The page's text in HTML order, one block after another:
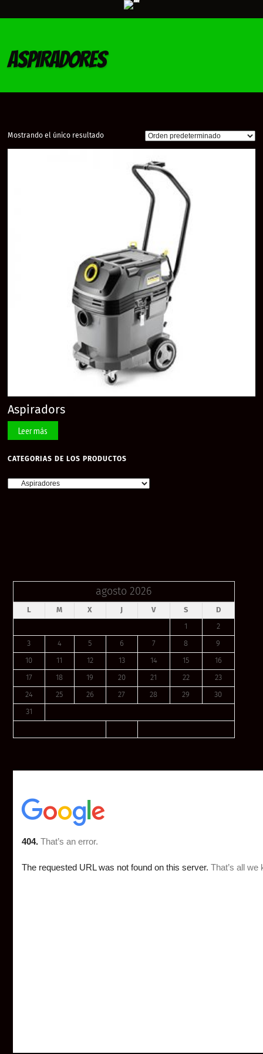
ASPIRADORES
Mostrando el único resultado
Aspiradors
Leer más
CATEGORIAS DE LOS PRODUCTOS
agosto 2026
L M X V S D
1 2
3 4 5 6 7 8 9
10 11 12 13 14 15 16
17 18 19 20 21 22 23
24 25 26 27 28 29 30
31